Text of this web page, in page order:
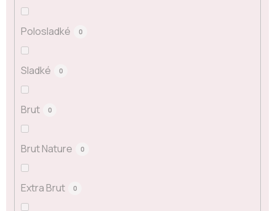
Polosladké 0
Sladké 0
Brut 0
Brut Nature 0
Extra Brut 0